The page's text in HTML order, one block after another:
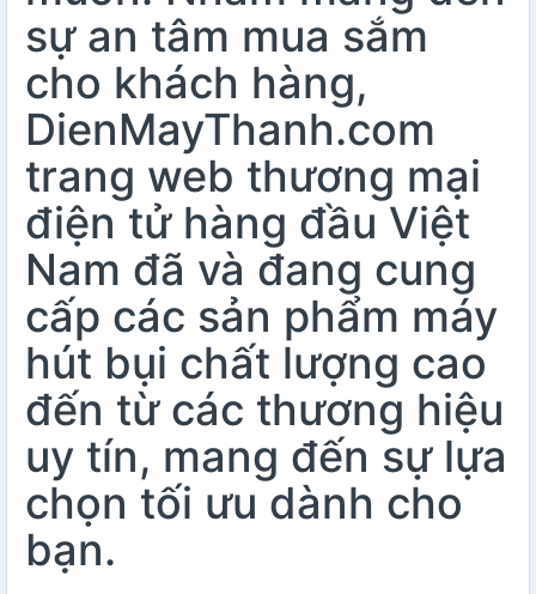
sự an tâm mua sắm
cho khách hàng,
DienMayThanh.com
trang web thương mại
điện tử hàng đầu Việt
Nam đã và đang cung
cấp các sản phẩm máy
hút bụi chất lượng cao
đến từ các thương hiệu
uy tín, mang đến sự lựa
chọn tối ưu dành cho
bạn.